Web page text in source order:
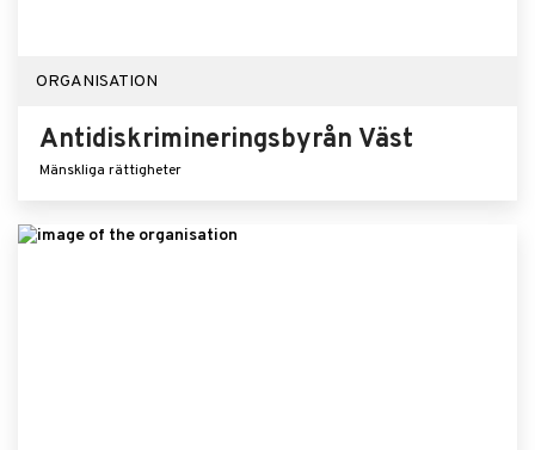
ORGANISATION
Antidiskrimineringsbyrån Väst
Mänskliga rättigheter